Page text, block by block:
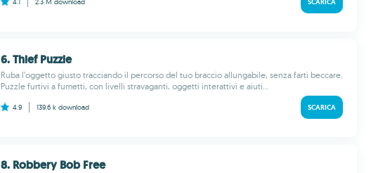
6. Thief Puzzle
Ruba l’oggetto giusto tracciando il percorso del tuo braccio allungabile, senza farti beccare.
Puzzle furtivi a fumetti, con livelli stravaganti, oggetti interattivi e aiuti...
4.9 139.6 k download SCARICA
8. Robbery Bob Free